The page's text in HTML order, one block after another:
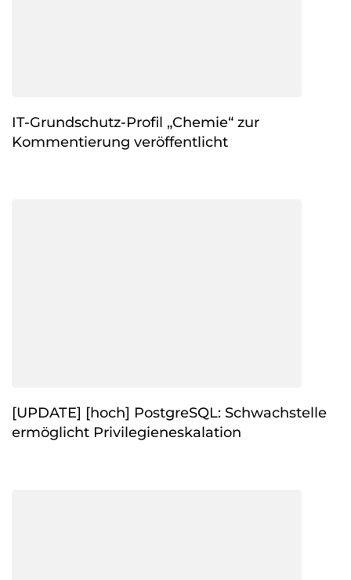
IT-Grundschutz-Profil „Chemie“ zur
Kommentierung veröffentlicht
[UPDATE] [hoch] PostgreSQL: Schwachstelle
ermöglicht Privilegieneskalation